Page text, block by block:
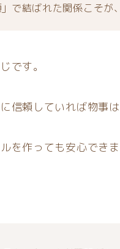
で結ばれた関係こそが
です。
信頼していれば物事は
を作っても安心できま